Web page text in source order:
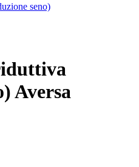
seno)
Aversa